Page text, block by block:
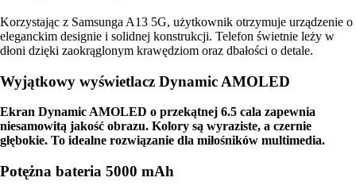
Korzystając z Samsunga A13 5G, użytkownik otrzymuje urządzenie o
eleganckim designie i solidnej konstrukcji. Telefon świetnie leży w
dłoni dzięki zaokrąglonym krawędziom oraz dbałości o detale.
Wyjątkowy wyświetlacz Dynamic AMOLED
Ekran Dynamic AMOLED o przekątnej 6.5 cala zapewnia
niesamowitą jakość obrazu. Kolory są wyraziste, a czernie
głębokie. To idealne rozwiązanie dla miłośników multimedia.
Potężna bateria 5000 mAh